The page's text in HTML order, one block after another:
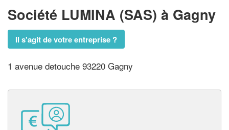
Société LUMINA (SAS) à Gagny
Il s'agit de votre entreprise ?
1 avenue detouche 93220 Gagny